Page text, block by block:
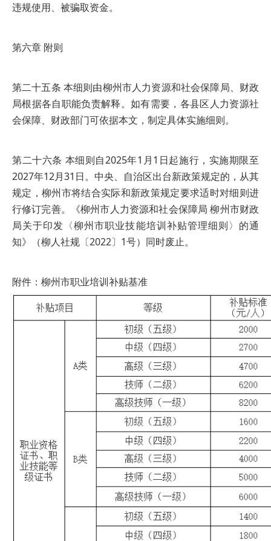
违规使用、被骗取资金。
第六章 附则
第二十五条 本细则由柳州市人力资源和社会保障局、财政
局根据各自职能负责解释。如有需要，各县区人力资源社
会保障、财政部门可依据本文，制定具体实施细则。
第二十六条 本细则自2025年1月1日起施行，实施期限至
2027年12月31日。中央、自治区出台新政策规定的，从其
规定，柳州市将结合实际和新政策规定要求适时对细则进
行修订完善。《柳州市人力资源和社会保障局 柳州市财政
局关于印发〈柳州市职业技能培训补贴管理细则〉的通
知》（柳人社规〔2022〕1号）同时废止。
附件：柳州市职业培训补贴基准